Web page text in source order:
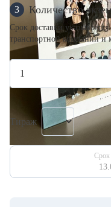
3 Количество
Срок доставки
транспортной компании и
Тираж
Срок